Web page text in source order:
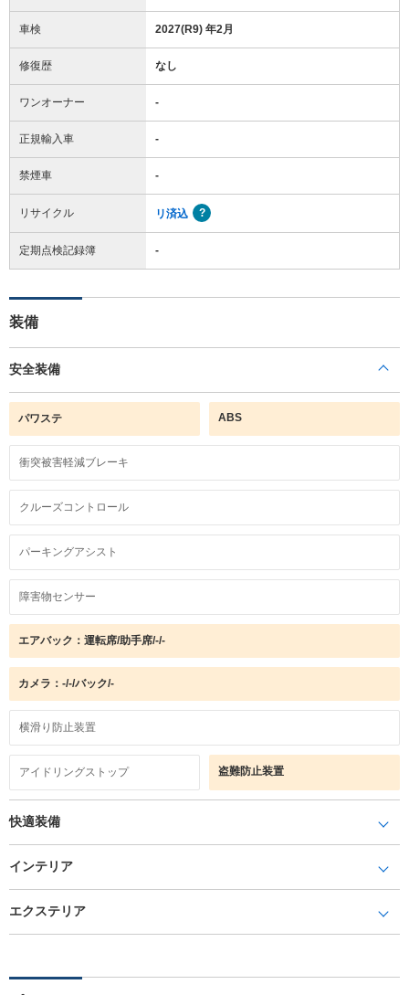
車検 2027(R9) 年2月
修復歴 なし
ワンオーナー -
正規輸入車 -
禁煙車 -
リサイクル リ済込
定期点検記録簿 -
装備
安全装備
パワステ ABS
衝突被害軽減ブレーキ
クルーズコントロール
パーキングアシスト
障害物センサー
エアバック：運転席/助手席/-/-
カメラ：-/-/バック/-
横滑り防止装置
アイドリングストップ 盗難防止装置
快適装備
インテリア
エクステリア